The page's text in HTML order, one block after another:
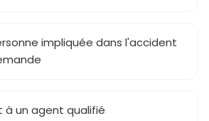
impliquée dans l'accident
à un agent qualifié